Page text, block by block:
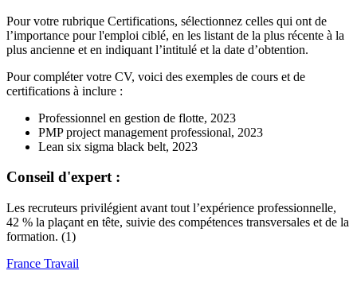
Pour votre rubrique Certifications, sélectionnez celles qui ont de
l’importance pour l'emploi ciblé, en les listant de la plus récente à la
plus ancienne et en indiquant l’intitulé et la date d’obtention.
Pour compléter votre CV, voici des exemples de cours et de
certifications à inclure :
Professionnel en gestion de flotte, 2023
PMP project management professional, 2023
Lean six sigma black belt, 2023
Conseil d'expert :
Les recruteurs privilégient avant tout l’expérience professionnelle,
42 % la plaçant en tête, suivie des compétences transversales et de la
formation. (1)
France Travail